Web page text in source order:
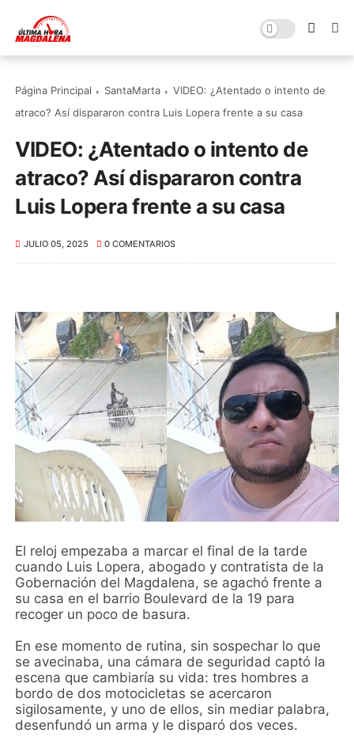
Página Principal SantaMarta
VIDEO: ¿Atentado o intento de
atraco? Así dispararon contra Luis Lopera frente a su casa
VIDEO: ¿Atentado o intento de
atraco? Así dispararon contra
Luis Lopera frente a su casa
JULIO 05, 2025 0 COMENTARIOS
El reloj empezaba a marcar el final de la tarde
cuando Luis Lopera, abogado y contratista de la
Gobernación del Magdalena, se agachó frente a
su casa en el barrio Boulevard de la 19 para
recoger un poco de basura.
En ese momento de rutina, sin sospechar lo que
se avecinaba, una cámara de seguridad captó la
escena que cambiaría su vida: tres hombres a
bordo de dos motocicletas se acercaron
sigilosamente, y uno de ellos, sin mediar palabra,
desenfundó un arma y le disparó dos veces.